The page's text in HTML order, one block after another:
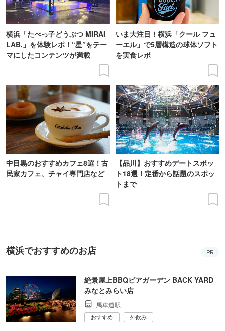
横浜「たべっ子どうぶつ MIRAI
LAB.」を体験レポ！“星”をテー
マにしたコンテンツが満載
いま大注目！横浜「クール フュ
ーエル」で5層構造の球体ソフト
を実食レポ
中目黒のおすすめカフェ8選！古
民家カフェ、チャイ専門店など
【品川】おすすめデートスポッ
ト18選！定番から話題のスポッ
トまで
横浜でおすすめのお店 PR
絶景屋上BBQビアガーデン BACK YARD
みなとみらい店
馬車道駅
おすすめ 外飲み